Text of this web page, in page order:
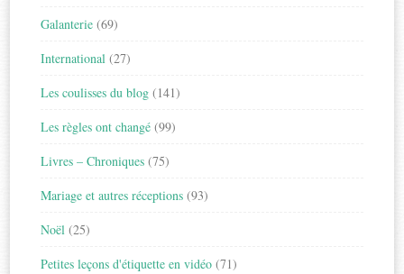
Galanterie (69)
International (27)
Les coulisses du blog (141)
Les règles ont changé (99)
Livres – Chroniques (75)
Mariage et autres réceptions (93)
Noël (25)
Petites leçons d'étiquette en vidéo (71)